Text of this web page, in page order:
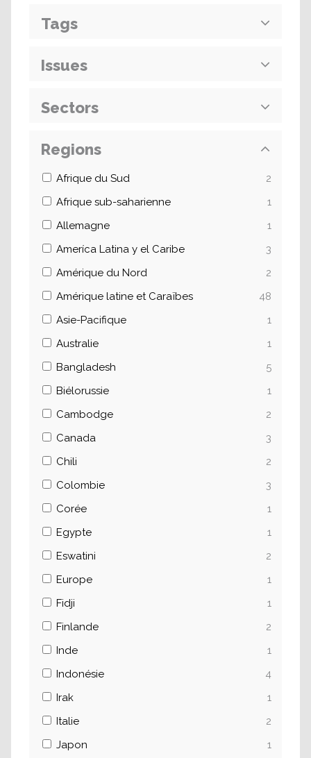
Tags
Issues
Sectors
Regions
Afrique du Sud
2
Afrique sub-saharienne
1
Allemagne
1
Ameríca Latina y el Caribe
3
Amérique du Nord
2
Amérique latine et Caraïbes
48
Asie-Pacifique
1
Australie
1
Bangladesh
5
Biélorussie
1
Cambodge
2
Canada
3
Chili
2
Colombie
3
Corée
1
Egypte
1
Eswatini
2
Europe
1
Fidji
1
Finlande
2
Inde
1
Indonésie
4
Irak
1
Italie
2
Japon
1